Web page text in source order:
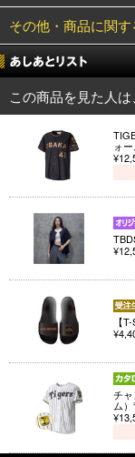
その他・商品に関
この商品を見た人
ォ
【
チ
ム